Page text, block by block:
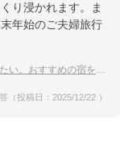
り浸かれます。ま
年始のご夫婦旅行
すめの宿を教えてください。
（投稿日：2025/12/22 ）